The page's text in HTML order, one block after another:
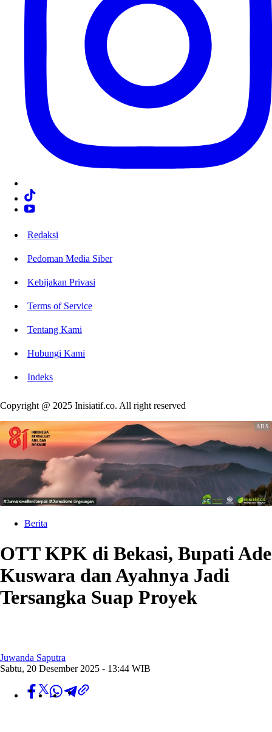
Redaksi
Pedoman Media Siber
Kebijakan Privasi
Terms of Service
Tentang Kami
Hubungi Kami
Indeks
Copyright @ 2025 Inisiatif.co. All right reserved
Berita
OTT KPK di Bekasi, Bupati Ade
Kuswara dan Ayahnya Jadi
Tersangka Suap Proyek
Juwanda Saputra
Sabtu, 20 Desember 2025 - 13:44 WIB